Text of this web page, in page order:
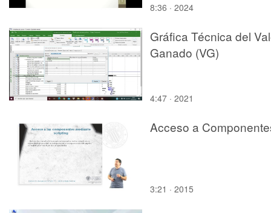
8:36 · 2024
Gráfica Técnica del
Ganado (VG)
4:47 · 2021
Acceso a
3:21 · 2015